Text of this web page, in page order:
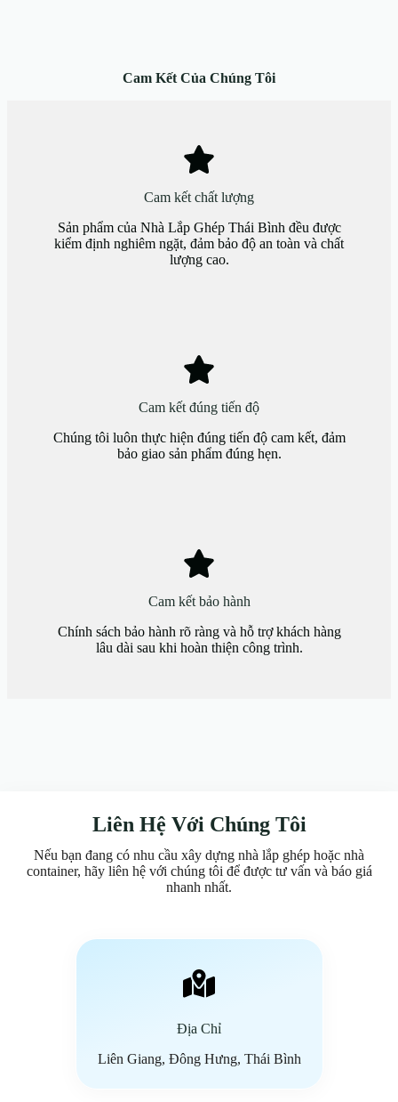
Cam Kết Của Chúng Tôi
Cam kết chất lượng
Sản phẩm của Nhà Lắp Ghép Thái Bình đều được
kiểm định nghiêm ngặt, đảm bảo độ an toàn và chất
lượng cao.
Cam kết đúng tiến độ
Chúng tôi luôn thực hiện đúng tiến độ cam kết, đảm
bảo giao sản phẩm đúng hẹn.
Cam kết bảo hành
Chính sách bảo hành rõ ràng và hỗ trợ khách hàng
lâu dài sau khi hoàn thiện công trình.
Liên Hệ Với Chúng Tôi
Nếu bạn đang có nhu cầu xây dựng nhà lắp ghép hoặc nhà
container, hãy liên hệ với chúng tôi để được tư vấn và báo giá
nhanh nhất.
Địa Chỉ
Liên Giang, Đông Hưng, Thái Bình